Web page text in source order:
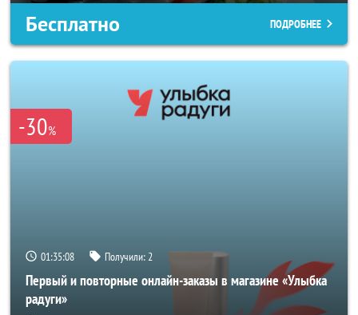
Бесплатно ПОДРОБНЕЕ
-30%
01:35:06 Получили:2
Первый и повторные онлайн-заказы в магазине «Улыбка
радуги»